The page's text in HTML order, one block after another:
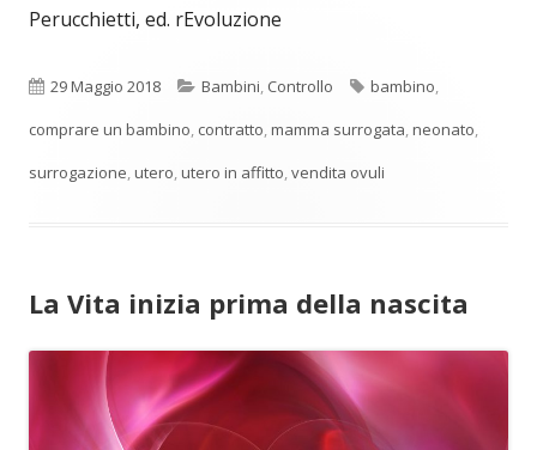
Perucchietti, ed. rEvoluzione
Pubblicato
29 Maggio 2018 Categorie
Bambini, Controllo Tag
bambino,
comprare un bambino, contratto,mamma surrogata,neonato,
surrogazione,utero,utero in affitto,vendita ovuli
La Vita inizia prima della nascita